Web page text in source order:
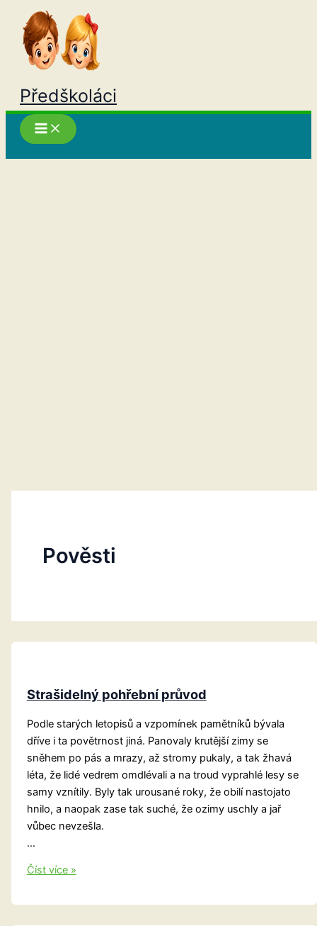
Přeskočit
obsah
Předškoláci
Pověsti
Strašidelný pohřební průvod
Podle starých letopisů a vzpomínek pamětníků bývala
dříve i ta povětrnost jiná. Panovaly krutější zimy se
sněhem po pás a mrazy, až stromy pukaly, a tak žhavá
léta, že lidé vedrem omdlévali a na troud vyprahlé lesy se
samy vznítily. Byly tak urousané roky, že obilí nastojato
hnilo, a naopak zase tak suché, že ozimy uschly a jař
vůbec nevzešla.
…
Strašidelný
průvod
Číst více »